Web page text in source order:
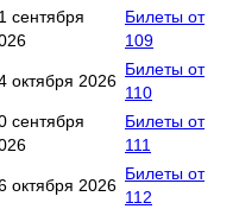
сентября
Билеты от
109
октября 2026
Билеты от
110
сентября
Билеты от
111
октября 2026
Билеты от
112